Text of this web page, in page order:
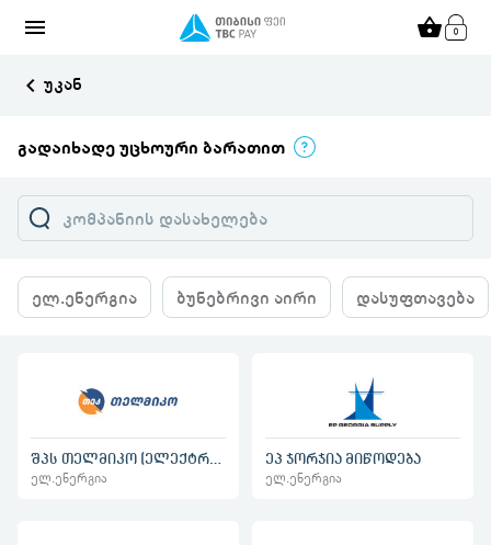
menu shopping_basket
keyboard_arrow_left უკან
გადაიხადე უცხოური ბარათით
ელ.ენერგია ბუნებრივი აირი დასუფთავება
ელ.ენერგია
ეპ ჯორჯია მიწოდება
ელ.ენერგია